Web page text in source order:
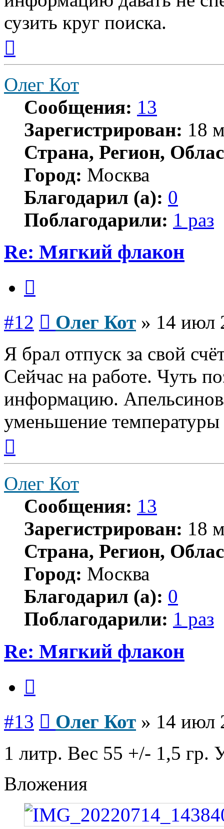
сузить круг поиска.
началу
Олег Кот
Сообщения: 13
Зарегистрирован: 18
Страна, Регион,
Город: Москва
Благодарил (а): 0
Поблагодарили: 1 раз
Re: Мягкий флакон
#12 Олег Кот » 14 июл
Я брал отпуск за свой
Сейчас на работе. Чуть
информацию.
уменьшение
началу
Олег Кот
Сообщения: 13
Зарегистрирован: 18
Страна, Регион,
Город: Москва
Благодарил (а): 0
Поблагодарили: 1 раз
Re: Мягкий флакон
#13 Олег Кот » 14 июл
1 литр. Вес 55 +/- 1,5 гр.
Вложения